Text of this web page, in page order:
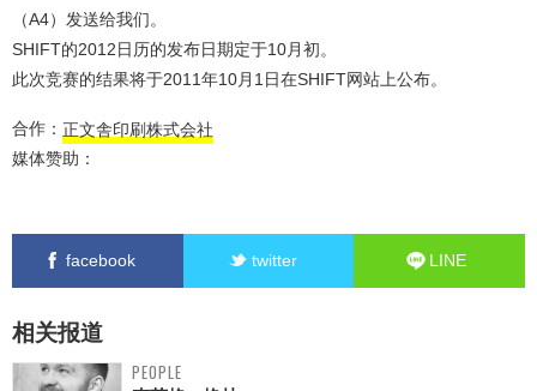
（A4）发送给我们。
SHIFT的2012日历的发布日期定于10月初。
此次竞赛的结果将于2011年10月1日在SHIFT网站上公布。
合作： 正文舎印刷株式会社
媒体赞助：
facebook twitter LINE
相关报道
PEOPLE